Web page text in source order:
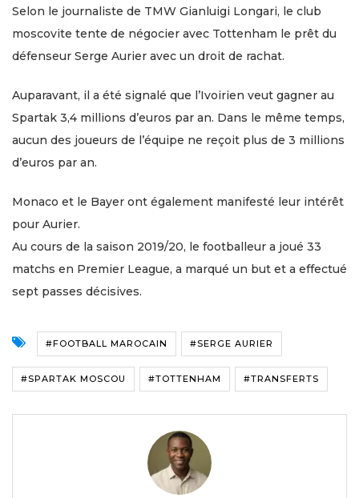
Selon le journaliste de TMW Gianluigi Longari, le club
moscovite tente de négocier avec Tottenham le prêt du
défenseur Serge Aurier avec un droit de rachat.
Auparavant, il a été signalé que l’Ivoirien veut gagner au
Spartak 3,4 millions d’euros par an. Dans le même temps,
aucun des joueurs de l’équipe ne reçoit plus de 3 millions
d’euros par an.
Monaco et le Bayer ont également manifesté leur intérêt
pour Aurier.
Au cours de la saison 2019/20, le footballeur a joué 33
matchs en Premier League, a marqué un but et a effectué
sept passes décisives.
#FOOTBALL MAROCAIN #SERGE AURIER
#SPARTAK MOSCOU #TOTTENHAM #TRANSFERTS